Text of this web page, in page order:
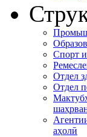
Спорт
Отдел
Отдел
аҳолӣ